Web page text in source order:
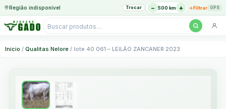
Região indisponível Trocar − 500 km + →Filtrar GPS
Pesquisar
para
Início / Qualitas Nelore / lote 40 061 – LEILÃO ZANCANER 2023